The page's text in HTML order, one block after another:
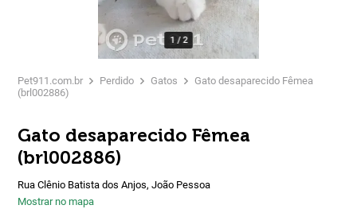
1 /2
Pet911.com.br Perdido Gatos
Gato desaparecido Fêmea
(brl002886)
Gato desaparecido Fêmea
(brl002886)
Rua Clênio Batista dos Anjos, João Pessoa
Mostrar no mapa